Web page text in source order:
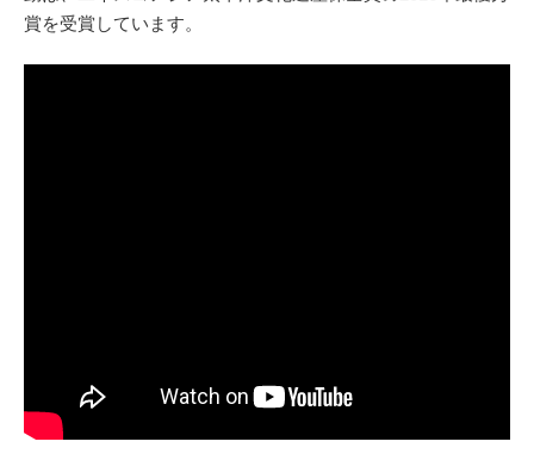
賞を受賞しています。